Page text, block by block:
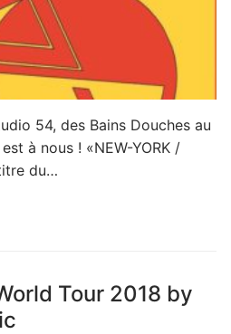
54, des Bains Douches au
à nous ! «NEW-YORK /
du…
Tour 2018 by